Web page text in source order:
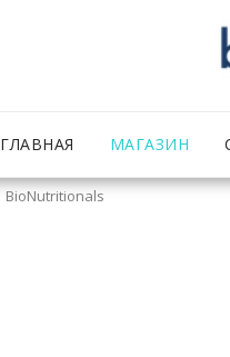
ГЛАВНАЯ МАГАЗИН
BioNutritionals